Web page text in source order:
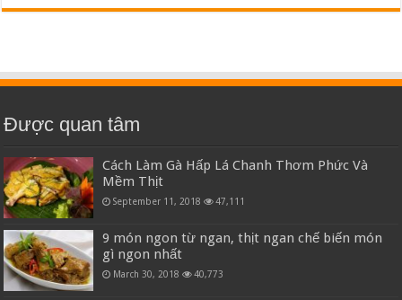
Được quan tâm
Cách Làm Gà Hấp Lá Chanh Thơm Phức Và
Mềm Thịt
September 11, 2018 47,111
9 món ngon từ ngan, thịt ngan chế biến món
gì ngon nhất
March 30, 2018 40,773